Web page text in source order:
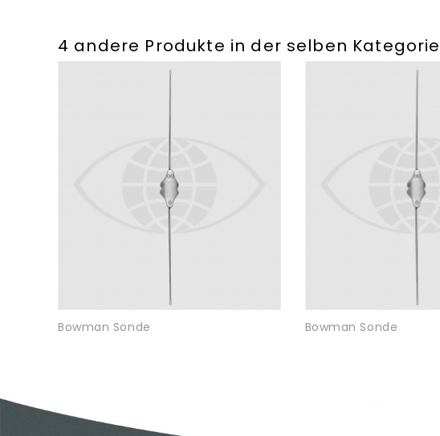
4 andere Produkte in der selben Kategorie
Bowman Sonde Bowman Sonde